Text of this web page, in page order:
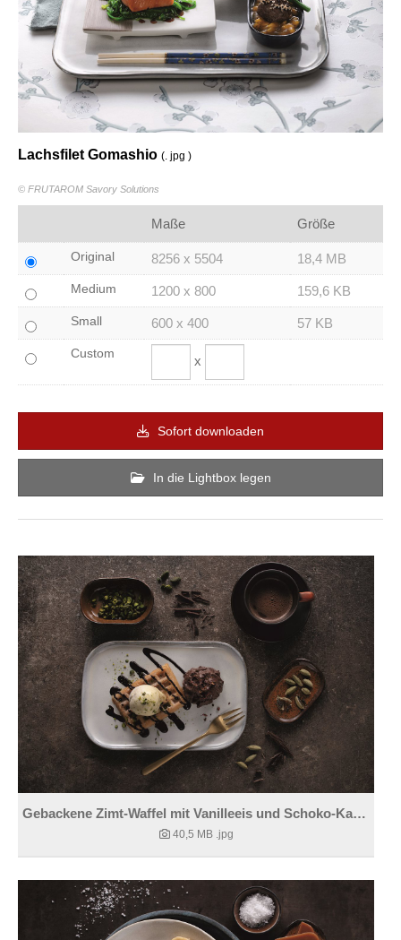
Lachsfilet Gomashio (. jpg )
© FRUTAROM Savory Solutions
Maße Größe
Original 8256 x 5504 18,4 MB
Medium 1200 x 800 159,6 KB
Small 600 x 400 57 KB
Custom x
Sofort downloaden
In die Lightbox legen
Gebackene Zimt-Waffel mit Vanilleeis und Schoko-Kardamomsauce
40,5 MB .jpg